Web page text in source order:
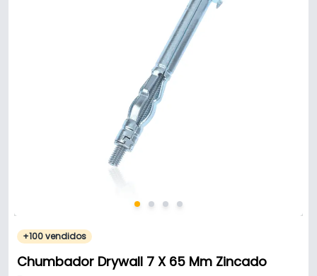
+100 vendidos
Chumbador Drywall 7 X 65 Mm Zincado